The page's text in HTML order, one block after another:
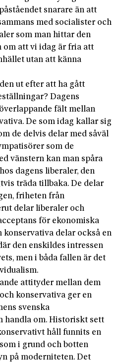
snarare än att
med socialister och
som man hittar den
om att vi idag är fria att
utan att känna
ut efter att ha gått
Dagens
fält mellan
De som idag kallar sig
de delvis delar med såväl
som de
vänstern kan man spåra
dagens liberaler, den
träda tillbaka. De delar
friheten från
delar liberaler och
för ekonomiska
konservativa delar också en
den enskildes intressen
men i båda fallen är det
attityder mellan dem
konservativa ger en
svenska
handla om. Historiskt sett
håll funnits en
i grund och botten
på moderniteten. Det